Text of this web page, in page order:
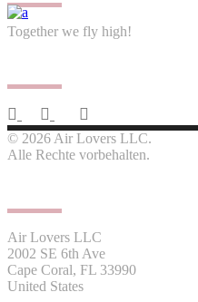
Together we fly high!
© 2026 Air Lovers LLC.
Alle Rechte vorbehalten.
Air Lovers LLC
2002 SE 6th Ave
Cape Coral, FL 33990
United States